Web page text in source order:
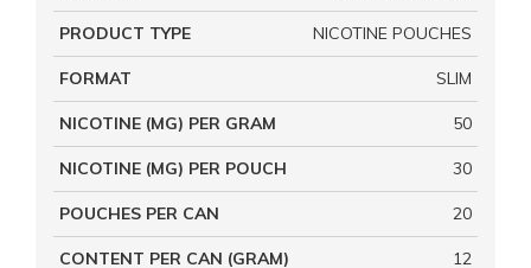
PRODUCT TYPE NICOTINE POUCHES
FORMAT SLIM
NICOTINE (MG) PER GRAM 50
NICOTINE (MG) PER POUCH 30
POUCHES PER CAN 20
CONTENT PER CAN (GRAM) 12